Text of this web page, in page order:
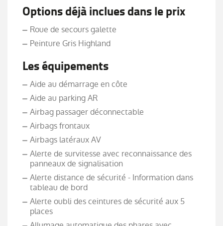
Options déjà inclues dans le prix
Roue de secours galette
Peinture Gris Highland
Les équipements
Aide au démarrage en côte
Aide au parking AR
Airbag passager déconnectable
Airbags frontaux
Airbags latéraux AV
Alerte de survitesse avec reconnaissance des
panneaux de signalisation
Alerte distance de sécurité - Information dans
tableau de bord
Alerte oubli des ceintures de sécurité aux 5
places